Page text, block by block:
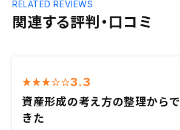
関連する評判・口コミ
RELATED REVIEWS
3.3
資産形成の考え方の整理からで
きた